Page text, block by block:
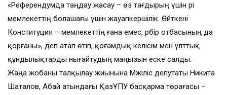
«Референдумда таңдау жасау – өз тағдырың үшін әрі
мемлекеттің болашағы үшін жауапкершілік. Өйткені
Конституция – мемлекеттің ғана емес, әрбір отбасының да
қорғаны», деп атап өтіп, қоғамдық келісім мен ұлттық
құндылықтарды нығайтудың маңызын еске салды.
Жаңа жобаны талқылау жиынына Мәжіліс депутаты Никита
Шаталов, Абай атындағы ҚазҰПУ басқарма төрағасы –